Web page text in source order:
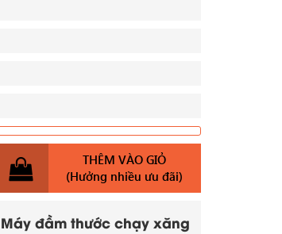
THÊM VÀO GIỎ
(Hưởng nhiều ưu đãi)
Máy đầm thước chạy xăng